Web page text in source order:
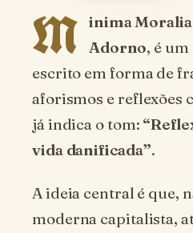
M inima Moralia
Adorno, é
escrito em forma de
aforismos e reflexões
já indica o tom:
vida danificada”.
A ideia central é que,
moderna capitalista,